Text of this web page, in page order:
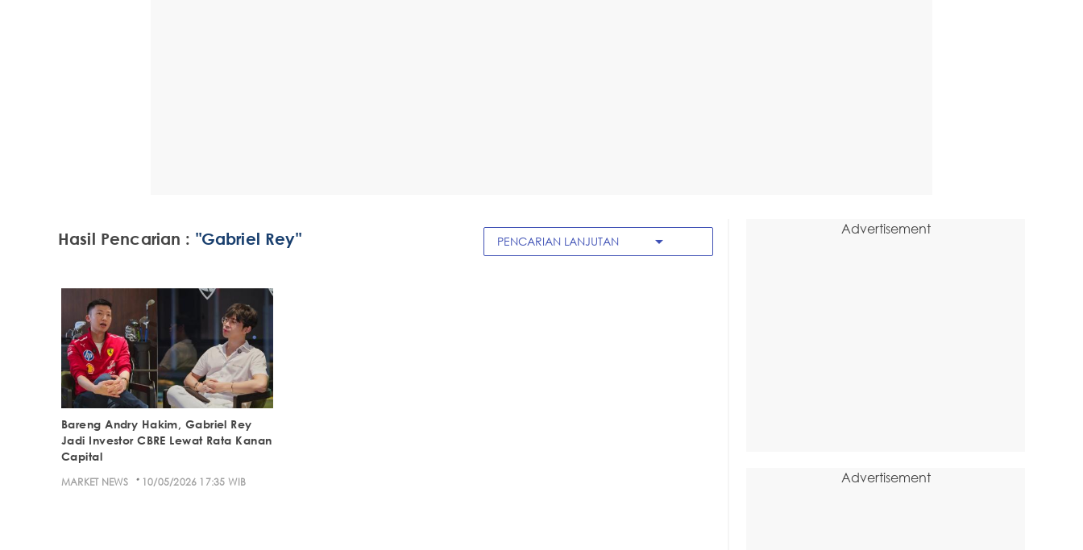
Hasil Pencarian : "Gabriel Rey" PENCARIAN LANJUTAN arrow_drop_down
Bareng Andry Hakim, Gabriel Rey
Jadi Investor CBRE Lewat Rata Kanan
Capital
MARKET NEWS · 10/05/2026 17:35 WIB
Advertisement
Advertisement